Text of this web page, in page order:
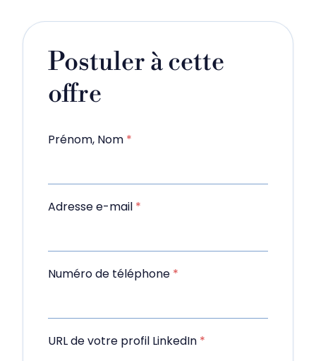
Postuler à cette
offre
Prénom, Nom *
Adresse e-mail *
Numéro de téléphone *
URL de votre profil LinkedIn *